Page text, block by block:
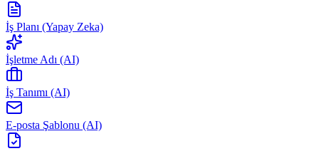
İş Planı (Yapay Zeka)
İşletme Adı (AI)
İş Tanımı (AI)
E-posta Şablonu (AI)